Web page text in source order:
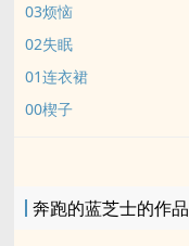
03烦恼
02失眠
01连衣裙
00楔子
奔跑的蓝芝士的作品